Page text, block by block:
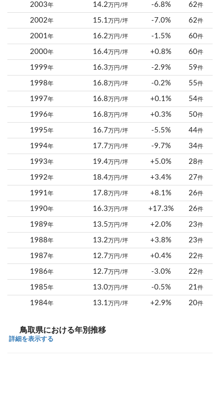
2003年 14.2 万円/坪 -6.8% 62件
2002年 15.1 万円/坪 -7.0% 62件
2001年 16.2 万円/坪 -1.5% 60件
2000年 16.4万円/坪 +0.8% 60件
1999年 16.3 万円/坪 -2.9% 59件
1998年 16.8 万円/坪 -0.2% 55件
1997年 16.8 万円/坪 +0.1% 54件
1996年 16.8 万円/坪 +0.3% 50件
1995年 16.7 万円/坪 -5.5% 44件
1994年 17.7 万円/坪 -9.7% 34件
1993年 19.4万円/坪 +5.0% 28件
1992年 18.4万円/坪 +3.4% 27件
1991年 17.8 万円/坪 +8.1% 26件
1990年 16.3 万円/坪 +17.3% 26件
1989年 13.5 万円/坪 +2.0% 23件
1988年 13.2 万円/坪 +3.8% 23件
1987年 12.7 万円/坪 +0.4% 22件
1986年 12.7 万円/坪 -3.0% 22件
1985年 13.0万円/坪 -0.5% 21件
1984年 13.1 万円/坪 +2.9% 20件
鳥取県における年別推移
詳細を表示する